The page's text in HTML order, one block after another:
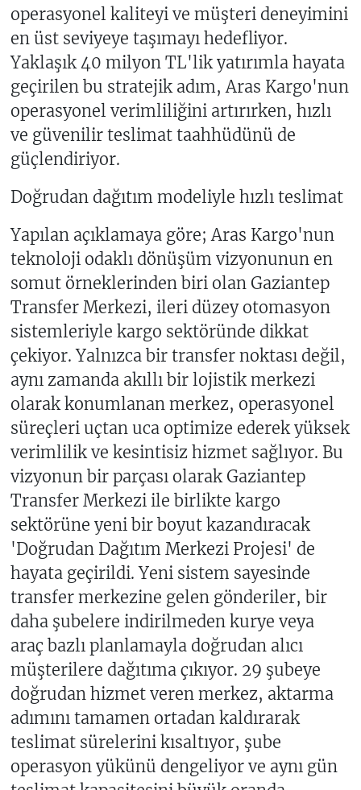
operasyonel kaliteyi ve müşteri deneyimini
en üst seviyeye taşımayı hedefliyor.
Yaklaşık 40 milyon TL'lik yatırımla hayata
geçirilen bu stratejik adım, Aras Kargo'nun
operasyonel verimliliğini artırırken, hızlı
ve güvenilir teslimat taahhüdünü de
güçlendiriyor.
Doğrudan dağıtım modeliyle hızlı teslimat
Yapılan açıklamaya göre; Aras Kargo'nun
teknoloji odaklı dönüşüm vizyonunun en
somut örneklerinden biri olan Gaziantep
Transfer Merkezi, ileri düzey otomasyon
sistemleriyle kargo sektöründe dikkat
çekiyor. Yalnızca bir transfer noktası değil,
aynı zamanda akıllı bir lojistik merkezi
olarak konumlanan merkez, operasyonel
süreçleri uçtan uca optimize ederek yüksek
verimlilik ve kesintisiz hizmet sağlıyor. Bu
vizyonun bir parçası olarak Gaziantep
Transfer Merkezi ile birlikte kargo
sektörüne yeni bir boyut kazandıracak
'Doğrudan Dağıtım Merkezi Projesi' de
hayata geçirildi. Yeni sistem sayesinde
transfer merkezine gelen gönderiler, bir
daha şubelere indirilmeden kurye veya
araç bazlı planlamayla doğrudan alıcı
müşterilere dağıtıma çıkıyor. 29 şubeye
doğrudan hizmet veren merkez, aktarma
adımını tamamen ortadan kaldırarak
teslimat sürelerini kısaltıyor, şube
operasyon yükünü dengeliyor ve aynı gün